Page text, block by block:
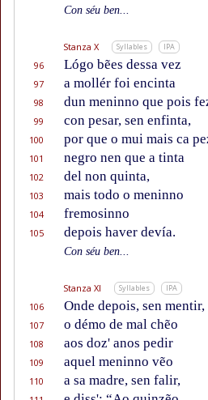
Con séu ben...
Stanza X Syllables IPA
96 Lógo bẽes dessa vez
97
a mollér foi encinta
98
dun meninno que pois
99
con pesar, sen enfinta,
100
por que o mui mais ca
101
negro nen que a tinta
102
del non quinta,
103
mais todo o meninno
104
fremosinno
105
depois haver devía.
Con séu ben...
Stanza XI Syllables IPA
106 Onde depois, sen mentir,
107
o démo de mal chẽo
108
aos doz' anos pedir
109
aquel meninno vẽo
110
a sa madre, sen falir,